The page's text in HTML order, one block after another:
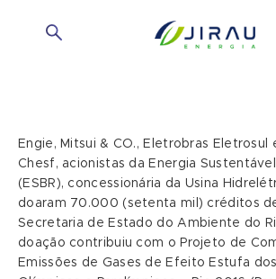
Engie, Mitsui & CO., Eletrobras Eletrosul
Chesf, acionistas da Energia
(ESBR), concessionária da Usina
doaram 70.000 (setenta mil) créditos
Secretaria de Estado do Ambiente do
doação contribuiu com o Projeto de
Emissões de Gases de Efeito Estufa